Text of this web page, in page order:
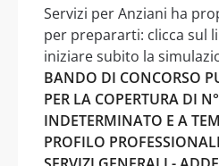
Servizi per Anziani ha
per prepararti: clicca sul
iniziare subito la
BANDO DI CONCORSO
PER LA COPERTURA DI
INDETERMINATO E A
PROFILO